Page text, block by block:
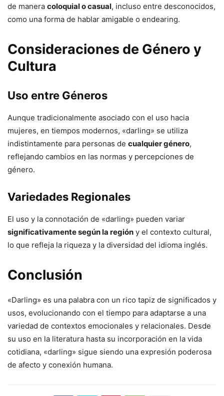
de manera coloquial o casual, incluso entre desconocidos,
como una forma de hablar amigable o endearing.
Consideraciones de Género y
Cultura
Uso entre Géneros
Aunque tradicionalmente asociado con el uso hacia
mujeres, en tiempos modernos, «darling» se utiliza
indistintamente para personas de cualquier género,
reflejando cambios en las normas y percepciones de
género.
Variedades Regionales
El uso y la connotación de «darling» pueden variar
significativamente según la región y el contexto cultural,
lo que refleja la riqueza y la diversidad del idioma inglés.
Conclusión
«Darling» es una palabra con un rico tapiz de significados y
usos, evolucionando con el tiempo para adaptarse a una
variedad de contextos emocionales y relacionales. Desde
su uso en la literatura hasta su incorporación en la vida
cotidiana, «darling» sigue siendo una expresión poderosa
de afecto y conexión humana.